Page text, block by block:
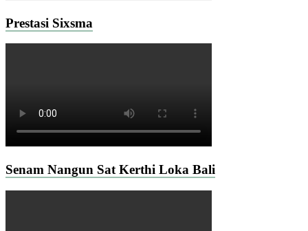
Prestasi Sixsma
Senam Nangun Sat Kerthi Loka Bali